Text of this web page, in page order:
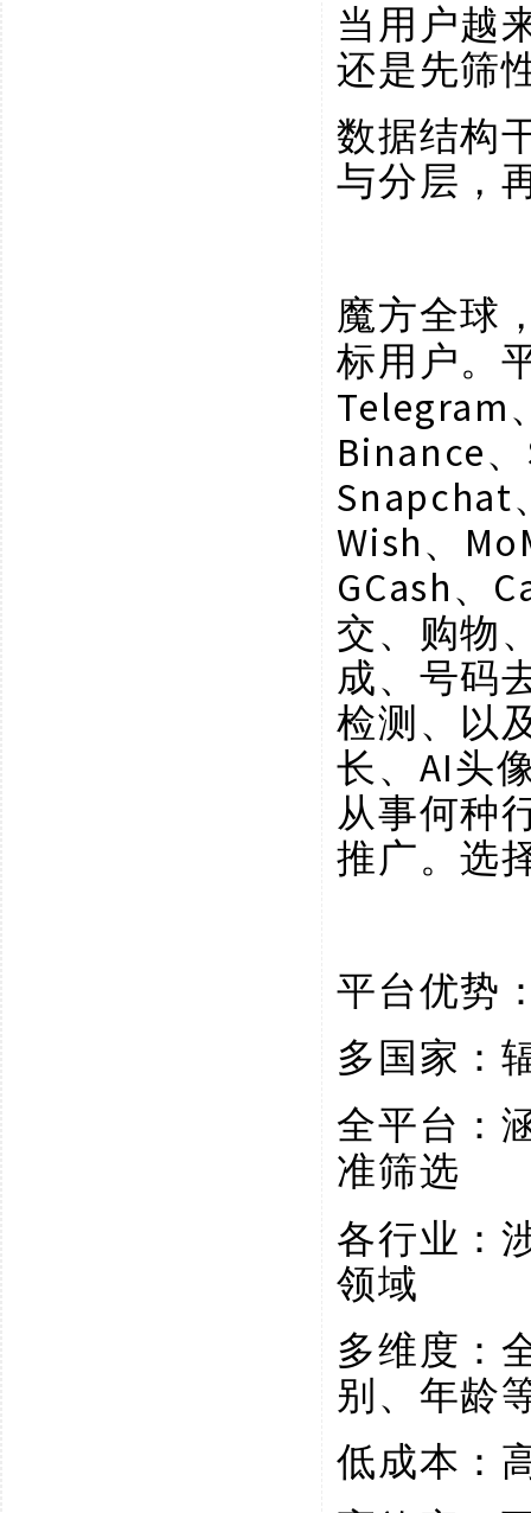
当用户越
还是先筛
数据结构
与分层，
魔方全球
标用户。
Telegram
Binance
Snapchat
Wish、
GCash、
交、购物
成、号码
检测、以
长、AI头
从事何种
推广。选
平台优势
多国家：
全平台：
准筛选
各行业：
领域
多维度：
别、年龄
低成本：